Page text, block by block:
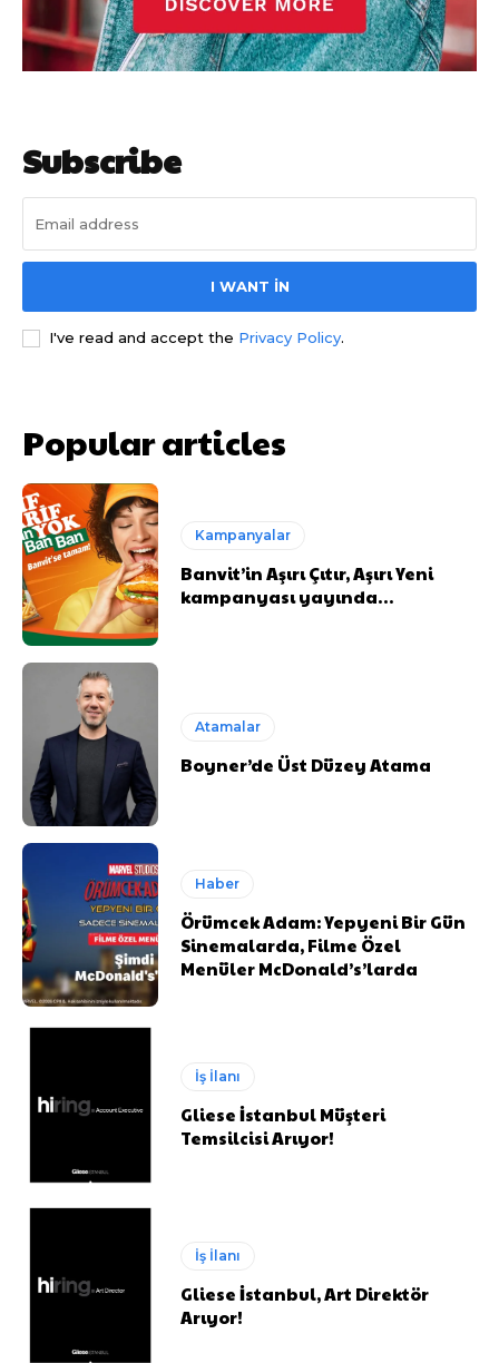
Subscribe
I WANT IN
I've read and accept the Privacy Policy.
Popular articles
Kampanyalar
Banvit’in Aşırı Çıtır, Aşırı Yeni
kampanyası yayında…
Atamalar
Boyner’de Üst Düzey Atama
Haber
Örümcek Adam: Yepyeni Bir Gün
Sinemalarda, Filme Özel
Menüler McDonald’s’larda
İş İlanı
Gliese İstanbul Müşteri
Temsilcisi Arıyor!
İş İlanı
Gliese İstanbul, Art Direktör
Arıyor!